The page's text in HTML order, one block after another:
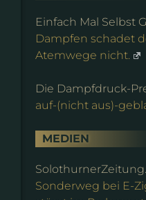
Einfach Mal Selbst
Dampfen schadet
Atemwege nicht.
Die Dampfdruck-
auf-(nicht aus)-
MEDIEN
Sonderweg bei E-